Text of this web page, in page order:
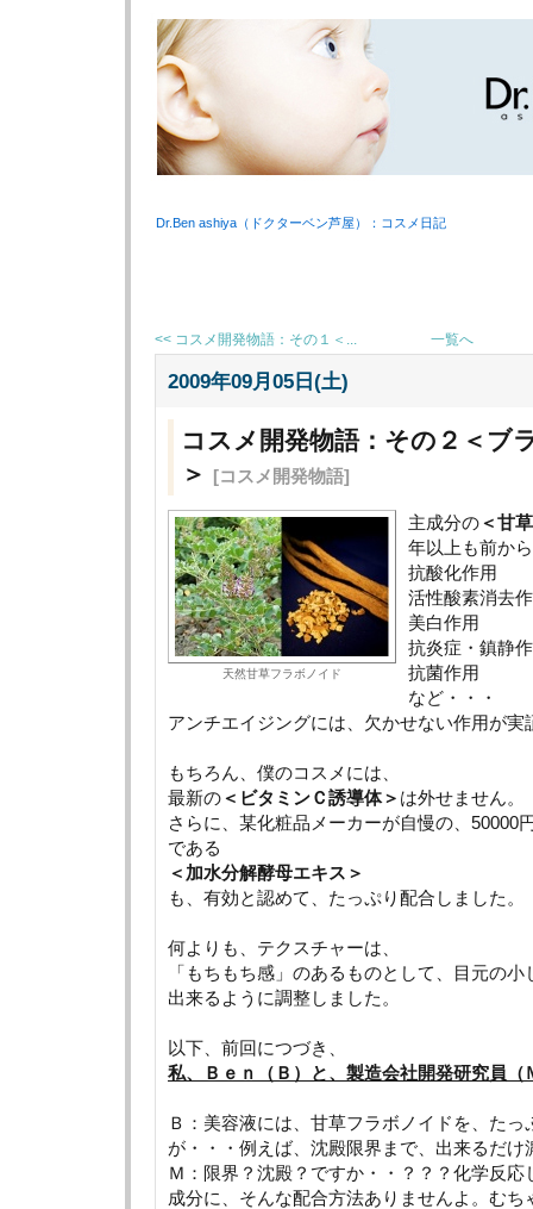
Dr.Ben ashiya（ドクターベン芦屋）：コスメ日記
<< コスメ開発物語：その１＜... 一覧へ
2009年09月05日(土)
コスメ開発物語：その２＜ブ
＞
[コスメ開発物語]
天然甘草フラボノイド
主成分の＜甘
年以上も前か
抗酸化作用
活性酸素消去
美白作用
抗炎症・鎮静
抗菌作用
など・・・
アンチエイジングには、欠かせない作用が実
もちろん、僕のコスメには、
最新の＜ビタミンＣ誘導体＞ は外せません。
さらに、某化粧品メーカーが自慢の、50000
である
＜加水分解酵母エキス＞
も、有効と認めて、たっぷり配合しました。
何よりも、テクスチャーは、
「もちもち感」のあるものとして、目元の
出来るように調整しました。
以下、前回につづき、
私、Ｂｅｎ（Ｂ）と、製造会社開発研究員（
Ｂ：美容液には、甘草フラボノイドを、た
が・・・例えば、沈殿限界まで、出来るだけ
Ｍ：限界？沈殿？ですか・・？？？化学反
成分に、そんな配合方法ありませんよ。むち